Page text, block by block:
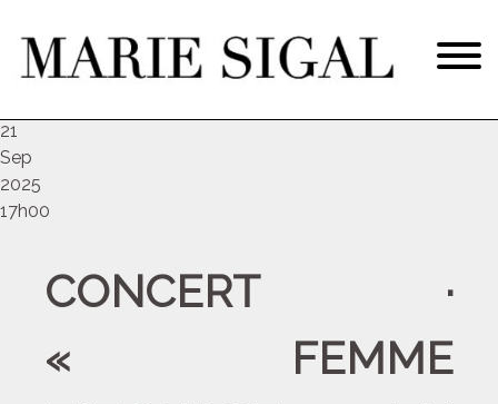
21
Sep
2025
17h00
CONCERT ·
« FEMME